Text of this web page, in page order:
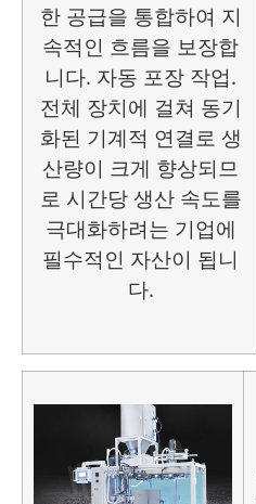
한 공급을 통합하여 지
속적인 흐름을 보장합
니다. 자동 포장 작업.
전체 장치에 걸쳐 동기
화된 기계적 연결로 생
산량이 크게 향상되므
로 시간당 생산 속도를
극대화하려는 기업에
필수적인 자산이 됩니
다.